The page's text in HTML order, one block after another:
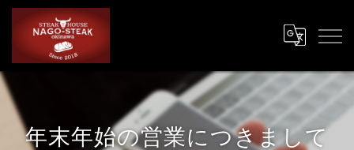
年末年始の営業につきまして